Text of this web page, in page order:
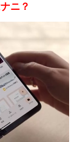
ニ？